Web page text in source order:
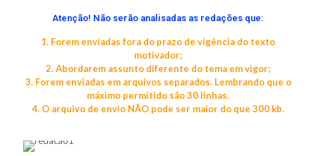
Atenção! Não serão analisadas as redações que:
1. Forem enviadas fora do prazo de vigência do texto
motivador;
2. Abordarem assunto diferente do tema em vigor;
3. Forem enviadas em arquivos separados. Lembrando que o
máximo permitido são 30 linhas.
4. O arquivo de envio NÃO pode ser maior do que 300 kb.